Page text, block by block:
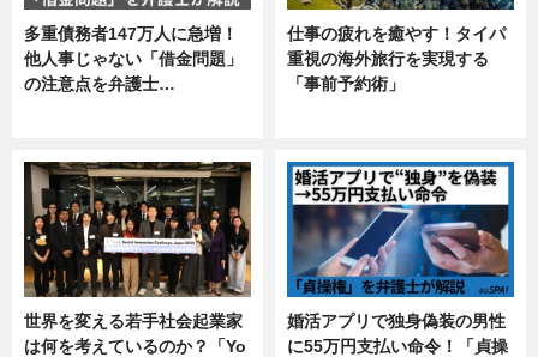
多重債務者147万人に急増！
他人事じゃない「借金問題」
の注意点を弁護士…
仕事の疲れを癒やす！タイパ
重視の海外旅行を実現する
「事前予約術」
世界を変える若手社会起業家
は何を考えているのか？「Yo
婚活アプリで独身偽装の男性
に55万円支払い命令！「貞操